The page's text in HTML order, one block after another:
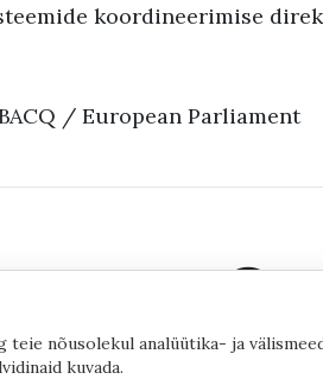
koordineerimise
/ European Parliament
teie nõusolekul analüütika- ja
kuvada.